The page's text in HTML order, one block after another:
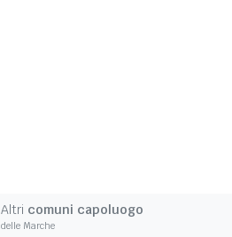
Altri comuni capoluogo
delle Marche